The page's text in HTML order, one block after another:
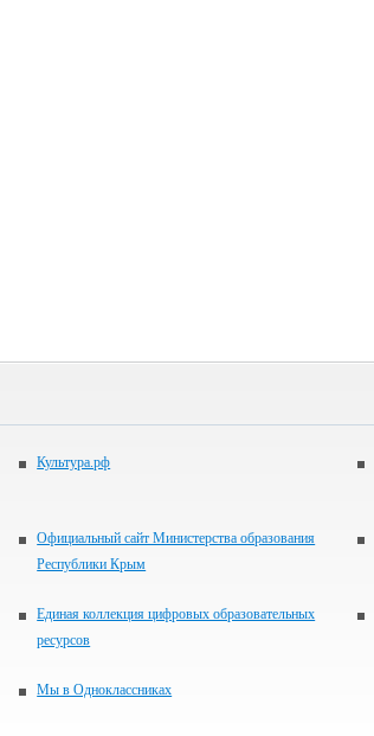
Культура.рф
Официальный сайт Министерства образования
Республики Крым
Единая коллекция цифровых образовательных
ресурсов
Мы в Одноклассниках